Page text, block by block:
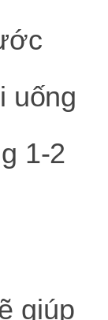
uống
1-2
giúp